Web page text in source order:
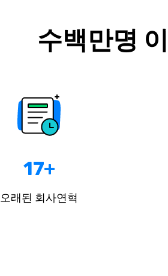
수백만명
17+
오래된 회사연혁